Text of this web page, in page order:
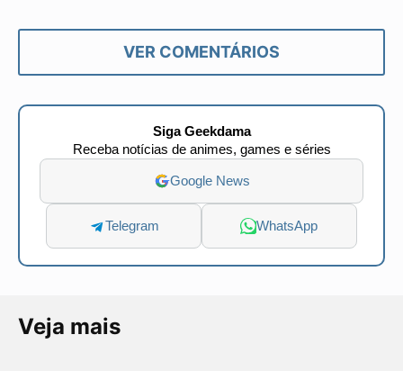
VER COMENTÁRIOS
Siga Geekdama
Receba notícias de animes, games e séries
Google News
Telegram WhatsApp
Veja mais